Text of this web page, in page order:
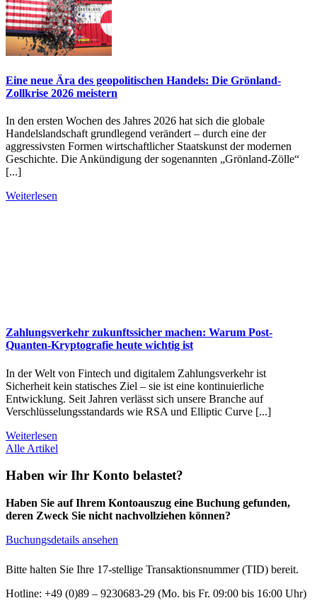
Eine neue Ära des geopolitischen Handels: Die Grönland-
Zollkrise 2026 meistern
In den ersten Wochen des Jahres 2026 hat sich die globale
Handelslandschaft grundlegend verändert – durch eine der
aggressivsten Formen wirtschaftlicher Staatskunst der modernen
Geschichte. Die Ankündigung der sogenannten „Grönland-Zölle“
[...]
Weiterlesen
Zahlungsverkehr zukunftssicher machen: Warum Post-
Quanten-Kryptografie heute wichtig ist
In der Welt von Fintech und digitalem Zahlungsverkehr ist
Sicherheit kein statisches Ziel – sie ist eine kontinuierliche
Entwicklung. Seit Jahren verlässt sich unsere Branche auf
Verschlüsselungsstandards wie RSA und Elliptic Curve [...]
Weiterlesen
Alle Artikel
Haben wir Ihr Konto belastet?
Haben Sie auf Ihrem Kontoauszug eine Buchung gefunden,
deren Zweck Sie nicht nachvollziehen können?
Buchungsdetails ansehen
Bitte halten Sie Ihre 17-stellige Transaktionsnummer (TID) bereit.
Hotline: +49 (0)89 – 9230683-29 (Mo. bis Fr. 09:00 bis 16:00 Uhr)